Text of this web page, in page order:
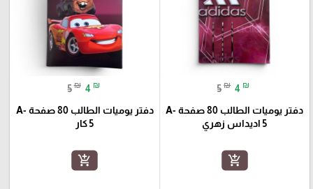
5 ₪ 4 ₪
دفتر يوميات الطالب 80 صفحة A-
5 اديداس زهري
add_shopping_cart
5 ₪ 4 ₪
دفتر يوميات الطالب 80 صفحة A-
5 كار
add_shopping_cart